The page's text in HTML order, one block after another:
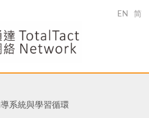
EN 简
系統與學習循環